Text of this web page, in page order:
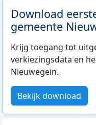
Download
gemeente
Krijg toegang tot
verkiezingsdata en
Nieuwegein.
Bekijk download